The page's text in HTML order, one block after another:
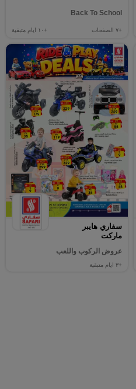
Back To School
+٧ الصفحات +١٠ ايام متبقية
سفاري هايبر
ماركت
عروض الركوب واللعب
+٣ ايام متبقية